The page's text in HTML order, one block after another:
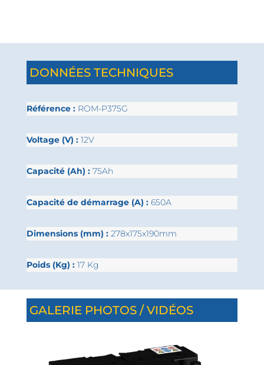
DONNÉES TECHNIQUES
Référence : ROM-P375G
Voltage (V) : 12V
Capacité (Ah) : 75Ah
Capacité de démarrage (A) : 650A
Dimensions (mm) : 278x175x190mm
Poids (Kg) : 17 Kg
GALERIE PHOTOS / VIDÉOS